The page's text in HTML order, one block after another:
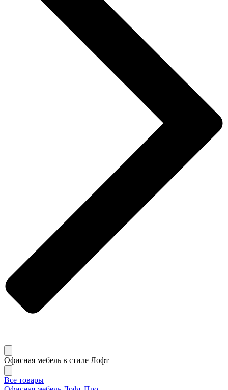
Офисная мебель в стиле Лофт
Все товары